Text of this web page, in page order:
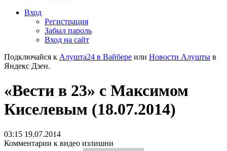
Вход
Регистрация
Забыл пароль
Вход на сайт
Подключайся к Алушта24 в Вайбере или Новости Алушты в
Яндекс Дзен.
«Вести в 23» с Максимом
Киселевым (18.07.2014)
03:15 19.07.2014
Комментарии к видео излишни